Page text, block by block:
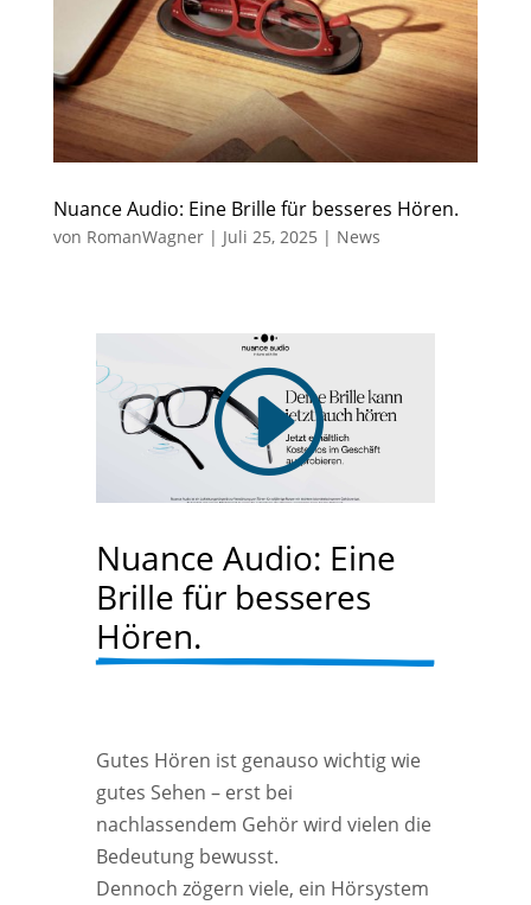
Nuance Audio: Eine Brille für besseres Hören.
von RomanWagner| Juli 25, 2025 | News
Nuance Audio: Eine
Brille für besseres
Hören.
Gutes Hören ist genauso wichtig wie
gutes Sehen – erst bei
nachlassendem Gehör wird vielen die
Bedeutung bewusst.
Dennoch zögern viele, ein Hörsystem